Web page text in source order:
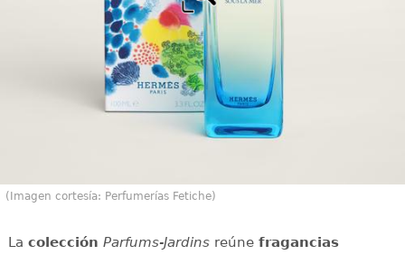
(Imagen cortesía: Perfumerías Fetiche)
La colección Parfums-Jardinsreúne fragancias